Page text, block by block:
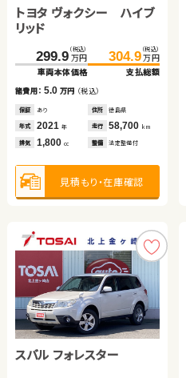
トヨタ ヴォクシー ハイブ
リッド
299.9 （税込）
万円
車両本体価格
304.9 （税込）
万円
支払総額
諸費用：5.0 万円 （税込）
保証 あり 住所 徳島県
年式 2021 年 走行 58,700 km
排気 1,800 cc 整備 法定整備付
見積もり・在庫確認
スバル フォレスター
ダイハツ ムーヴ
62.7 （税込）
万円
車両本体価格
68.3 （税込）
万円
支払総額
諸費用：5.6 万円 （税込）
保証 なし 住所 岡山県
年式 2019 年 走行 85,600 km
排気 660cc 整備 法定整備付
見積もり・在庫確認
スズキ スイフト
スズキ ワゴンＲ
41.2 （税込）
万円
車両本体価格
49.8 （税込）
万円
支払総額
諸費用：8.6 万円 （税込）
保証 あり 住所 宮城県
年式 2013 年 走行 81,800 km
排気 660cc 整備 法定整備付
見積もり・在庫確認
ホンダ フリード ハイブリ
日産 セレナ
74.9 （税込）
万円
車両本体価格
93.6 （税込）
万円
支払総額
諸費用：18.7万円（税込）
保証 あり 住所 岩手県
年式 2011 年 走行 54,200 km
排気 2,000 cc 整備 法定整備付
見積もり・在庫確認